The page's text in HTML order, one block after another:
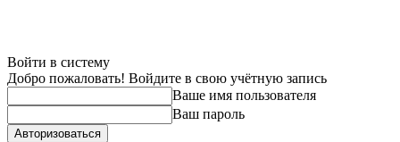
Войти в систему
Добро пожаловать! Войдите в свою учётную запись
Ваше имя пользователя
Ваш пароль